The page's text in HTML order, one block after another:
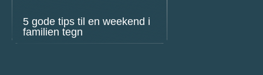
5 gode tips til en weekend i
familien tegn